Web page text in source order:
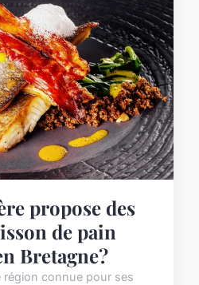
propose des
de pain
Bretagne?
région connue pour ses